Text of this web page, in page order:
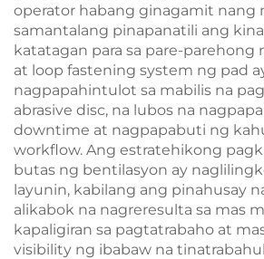
operator habang ginagamit nang
samantalang pinapanatili ang
katatagan para sa pare-parehong
at loop fastening system ng pad
nagpapahintulot sa mabilis na
abrasive disc, na lubos na
downtime at nagpapabuti ng
workflow. Ang estratehikong
butas ng bentilasyon ay
layunin, kabilang ang pinahusay
alikabok na nagreresulta sa mas
kapaligiran sa pagtatrabaho at
visibility ng ibabaw na